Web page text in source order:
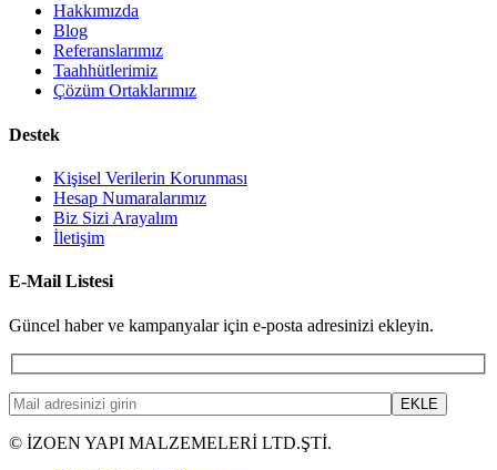
Hakkımızda
Blog
Referanslarımız
Taahhütlerimiz
Çözüm Ortaklarımız
Destek
Kişisel Verilerin Korunması
Hesap Numaralarımız
Biz Sizi Arayalım
İletişim
E-Mail Listesi
Güncel haber ve kampanyalar için e-posta adresinizi ekleyin.
© İZOEN YAPI MALZEMELERİ LTD.ŞTİ.